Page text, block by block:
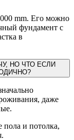
mm. Его можно
фундамент с
в
НО ЧТО ЕСЛИ
даже
пола и потолка,